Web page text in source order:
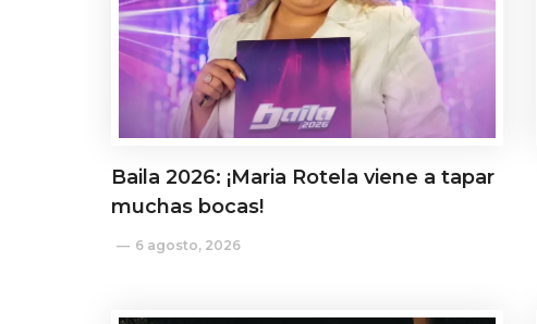
Baila 2026: ¡Maria Rotela viene a tapar
muchas bocas!
6 agosto, 2026